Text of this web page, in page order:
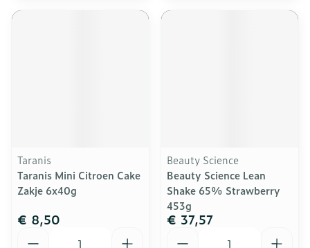
Taranis
Taranis Mini Citroen Cake
Zakje 6x40g
€ 8,50
Beauty Science
Beauty Science Lean
Shake 65% Strawberry
453g
€ 37,57